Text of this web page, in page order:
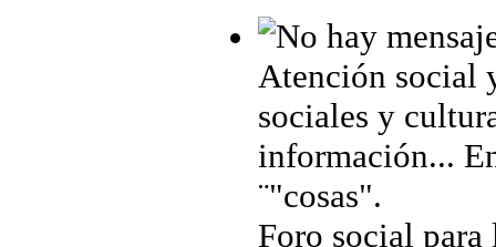
Atención social
sociales y
información...
¨"cosas".
Foro social